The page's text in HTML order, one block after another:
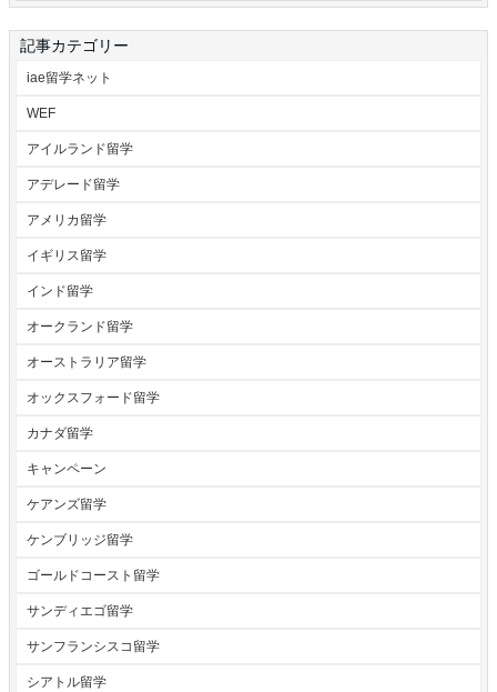
記事カテゴリー
iae留学ネット
WEF
アイルランド留学
アデレード留学
アメリカ留学
イギリス留学
インド留学
オークランド留学
オーストラリア留学
オックスフォード留学
カナダ留学
キャンペーン
ケアンズ留学
ケンブリッジ留学
ゴールドコースト留学
サンディエゴ留学
サンフランシスコ留学
シアトル留学